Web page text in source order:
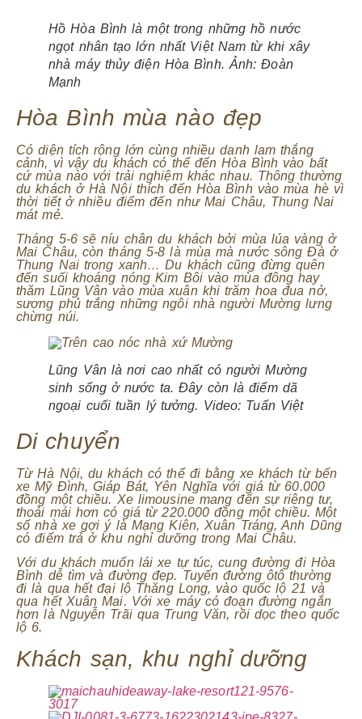
Hồ Hòa Bình là một trong những hồ nước
ngọt nhân tạo lớn nhất Việt Nam từ khi xây
nhà máy thủy điện Hòa Bình. Ảnh:Đoàn
Mạnh
Hòa Bình mùa nào đẹp
Có diện tích rộng lớn cùng nhiều danh lam thắng
cảnh, vì vậy du khách có thể đến Hòa Bình vào bất
cứ mùa nào với trải nghiệm khác nhau. Thông thường
du khách ở Hà Nội thích đến Hòa Bình vào mùa hè vì
thời tiết ở nhiều điểm đến như Mai Châu, Thung Nai
mát mẻ.
Tháng 5-6 sẽ níu chân du khách bởi mùa lúa vàng ở
Mai Châu, còn tháng 5-8 là mùa mà nước sông Đà ở
Thung Nai trong xanh… Du khách cũng đừng quên
đến suối khoáng nóng Kim Bôi vào mùa đông hay
thăm Lũng Vân vào mùa xuân khi trăm hoa đua nở,
sương phủ trắng những ngôi nhà người Mường lưng
chừng núi.
Lũng Vân là nơi cao nhất có người Mường
sinh sống ở nước ta. Đây còn là điểm dã
ngoại cuối tuần lý tưởng. Video: Tuấn Việt
Di chuyển
Từ Hà Nội, du khách có thể đi bằng xe khách từ bến
xe Mỹ Đình, Giáp Bát, Yên Nghĩa với giá từ 60.000
đồng một chiều. Xe limousine mang đến sự riêng tư,
thoải mái hơn có giá từ 220.000 đồng một chiều. Một
số nhà xe gợi ý là Mạng Kiên, Xuân Tráng, Anh Dũng
có điểm trả ở khu nghỉ dưỡng trong Mai Châu.
Với du khách muốn lái xe tự túc, cung đường đi Hòa
Bình dễ tìm và đường đẹp. Tuyến đường ôtô thường
đi là qua hết đại lộ Thăng Long, vào quốc lộ 21 và
qua hết Xuân Mai. Với xe máy có đoạn đường ngắn
hơn là Nguyễn Trãi qua Trung Văn, rồi dọc theo quốc
lộ 6.
Khách sạn, khu nghỉ dưỡng